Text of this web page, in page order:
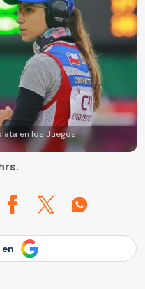
en los Juegos
en